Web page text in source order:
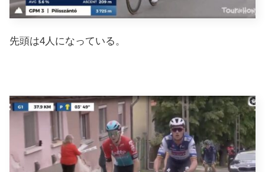
先頭は4人になっている。